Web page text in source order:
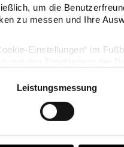
um die
zu messen und Ihre
Einstellungen“ im
Leistungsmessung